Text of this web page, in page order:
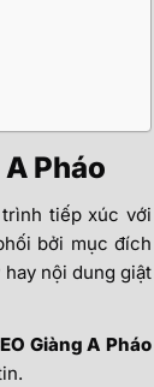
Pháo
tiếp xúc với
bởi mục đích
nội dung giật
Giàng A Pháo